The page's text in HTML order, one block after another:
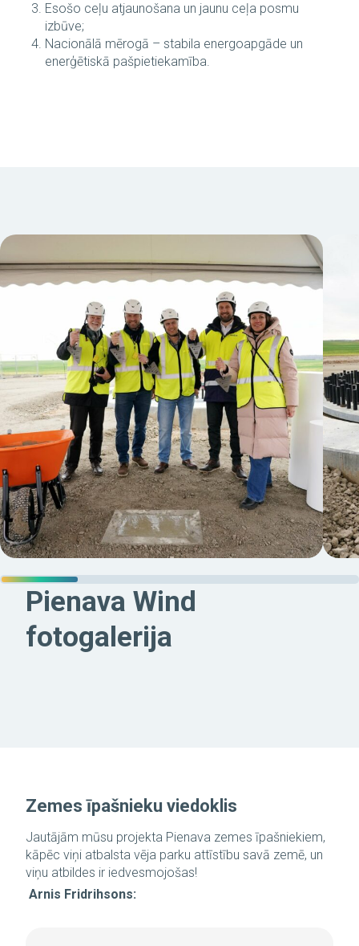
Esošo ceļu atjaunošana un jaunu ceļa posmu
izbūve;
Nacionālā mērogā – stabila energoapgāde un
enerģētiskā pašpietiekamība.
Pienava Wind
fotogalerija
Zemes īpašnieku viedoklis
Jautājām mūsu projekta Pienava zemes īpašniekiem,
kāpēc viņi atbalsta vēja parku attīstību savā zemē, un
viņu atbildes ir iedvesmojošas!
Arnis Fridrihsons: